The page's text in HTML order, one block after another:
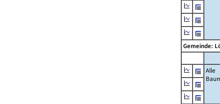
Gemeinde:
Alle